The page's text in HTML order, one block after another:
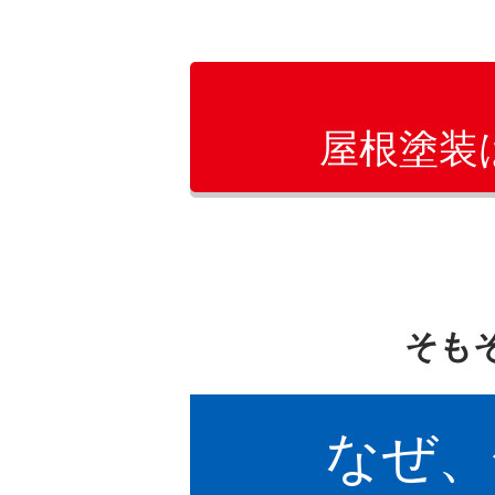
屋根塗
そも
なぜ